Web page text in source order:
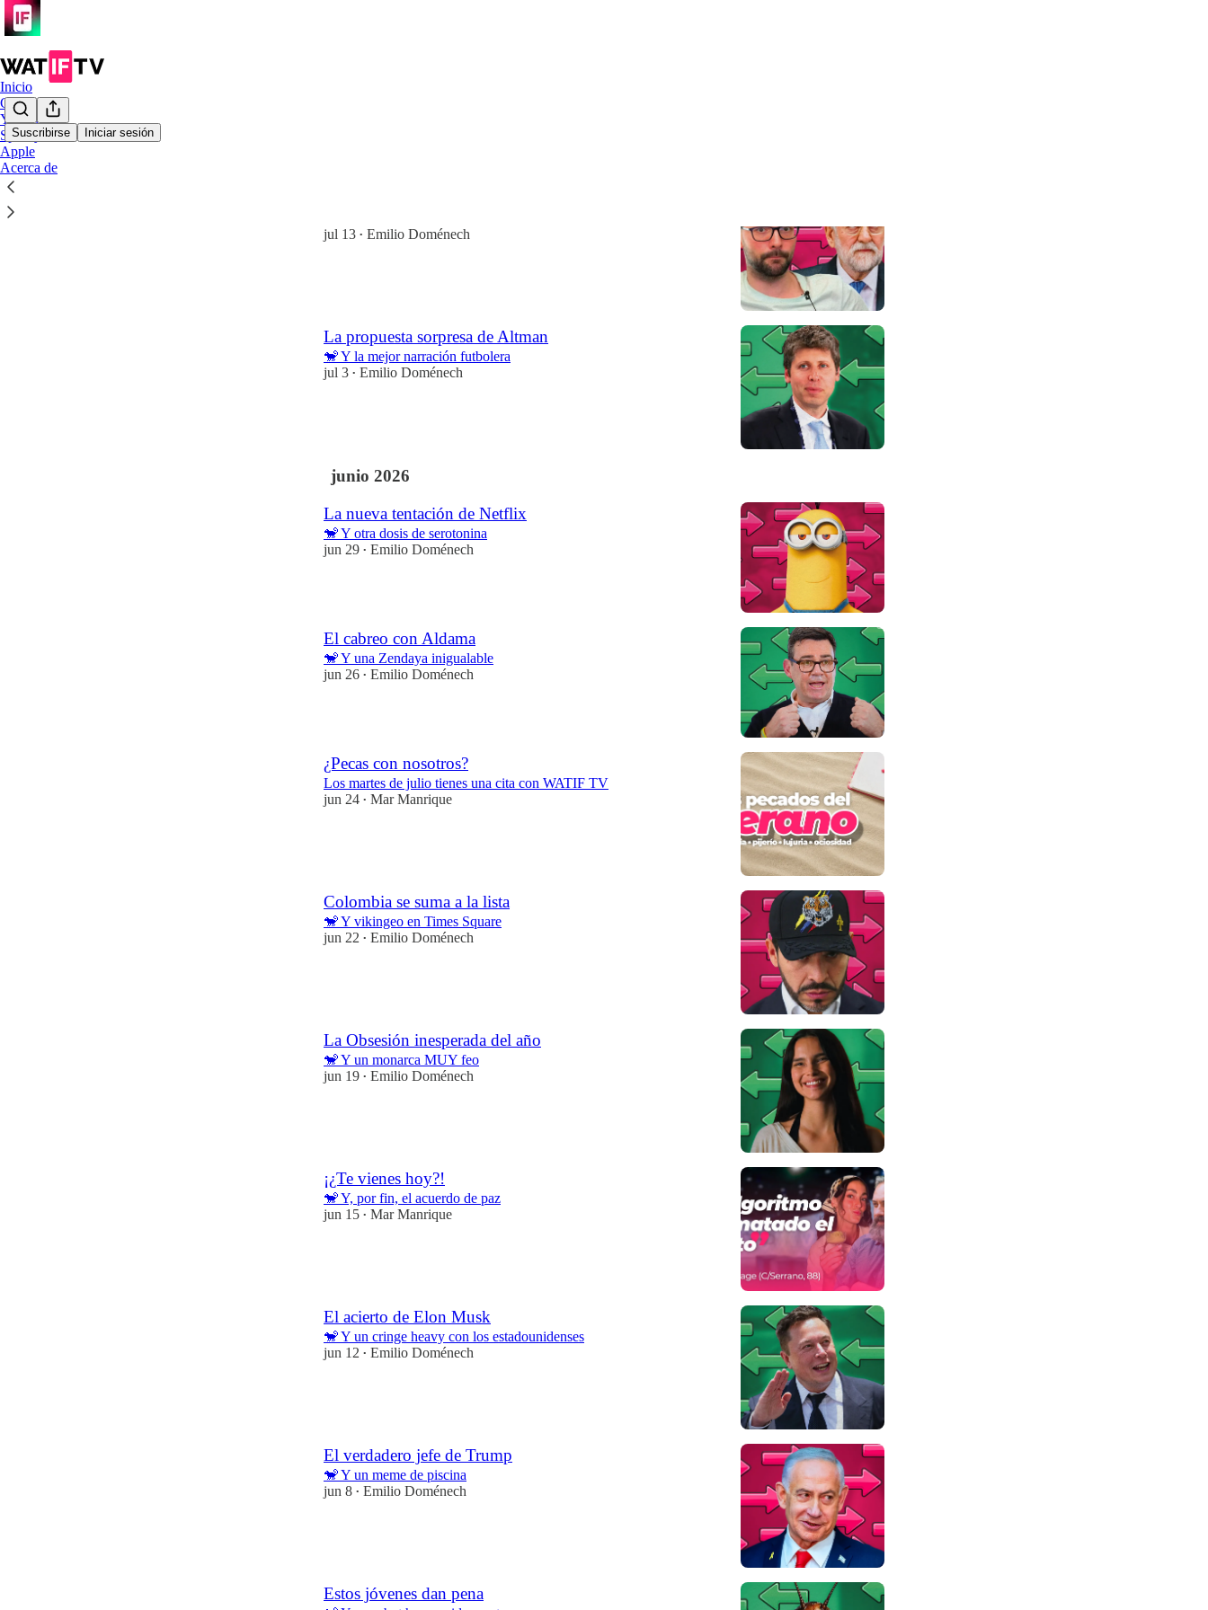
Suscribirse Iniciar sesión
Inicio
Chat
YouTube
Spotify
Apple
Acerca de
jul 13 • Emilio Doménech
La propuesta sorpresa de Altman
🐒 Y la mejor narración futbolera
jul 3 • Emilio Doménech
junio 2026
La nueva tentación de Netflix
🐒 Y otra dosis de serotonina
jun 29 • Emilio Doménech
El cabreo con Aldama
🐒 Y una Zendaya inigualable
jun 26 • Emilio Doménech
¿Pecas con nosotros?
Los martes de julio tienes una cita con WATIF TV
jun 24 • Mar Manrique
Colombia se suma a la lista
🐒 Y vikingeo en Times Square
jun 22 • Emilio Doménech
La Obsesión inesperada del año
🐒 Y un monarca MUY feo
jun 19 • Emilio Doménech
¡¿Te vienes hoy?!
🐒 Y, por fin, el acuerdo de paz
jun 15 • Mar Manrique
El acierto de Elon Musk
🐒 Y un cringe heavy con los estadounidenses
jun 12 • Emilio Doménech
El verdadero jefe de Trump
🐒 Y un meme de piscina
jun 8 • Emilio Doménech
Estos jóvenes dan pena